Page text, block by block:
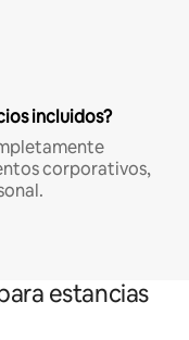
incluidos?
corporativos,
estancias